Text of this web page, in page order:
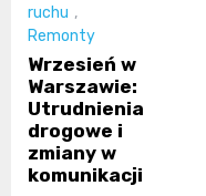
ruchu ,
Remonty
Wrzesień w
Warszawie:
Utrudnienia
drogowe i
zmiany w
komunikacji